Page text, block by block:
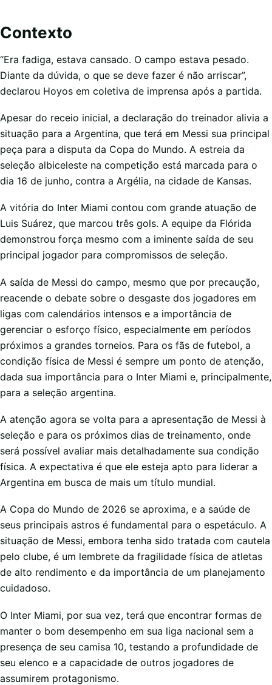
Contexto
“Era fadiga, estava cansado. O campo estava pesado.
Diante da dúvida, o que se deve fazer é não arriscar”,
declarou Hoyos em coletiva de imprensa após a partida.
Apesar do receio inicial, a declaração do treinador alivia a
situação para a Argentina, que terá em Messi sua principal
peça para a disputa da Copa do Mundo. A estreia da
seleção albiceleste na competição está marcada para o
dia 16 de junho, contra a Argélia, na cidade de Kansas.
A vitória do Inter Miami contou com grande atuação de
Luis Suárez, que marcou três gols. A equipe da Flórida
demonstrou força mesmo com a iminente saída de seu
principal jogador para compromissos de seleção.
A saída de Messi do campo, mesmo que por precaução,
reacende o debate sobre o desgaste dos jogadores em
ligas com calendários intensos e a importância de
gerenciar o esforço físico, especialmente em períodos
próximos a grandes torneios. Para os fãs de futebol, a
condição física de Messi é sempre um ponto de atenção,
dada sua importância para o Inter Miami e, principalmente,
para a seleção argentina.
A atenção agora se volta para a apresentação de Messi à
seleção e para os próximos dias de treinamento, onde
será possível avaliar mais detalhadamente sua condição
física. A expectativa é que ele esteja apto para liderar a
Argentina em busca de mais um título mundial.
A Copa do Mundo de 2026 se aproxima, e a saúde de
seus principais astros é fundamental para o espetáculo. A
situação de Messi, embora tenha sido tratada com cautela
pelo clube, é um lembrete da fragilidade física de atletas
de alto rendimento e da importância de um planejamento
cuidadoso.
O Inter Miami, por sua vez, terá que encontrar formas de
manter o bom desempenho em sua liga nacional sem a
presença de seu camisa 10, testando a profundidade de
seu elenco e a capacidade de outros jogadores de
assumirem protagonismo.